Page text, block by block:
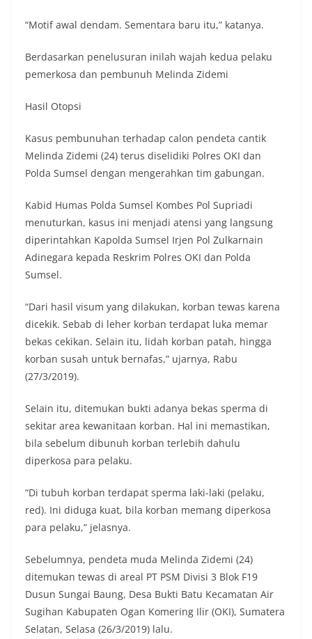
“Motif awal dendam. Sementara baru itu,” katanya.
Berdasarkan penelusuran inilah wajah kedua pelaku
pemerkosa dan pembunuh Melinda Zidemi
Hasil Otopsi
Kasus pembunuhan terhadap calon pendeta cantik
Melinda Zidemi (24) terus diselidiki Polres OKI dan
Polda Sumsel dengan mengerahkan tim gabungan.
Kabid Humas Polda Sumsel Kombes Pol Supriadi
menuturkan, kasus ini menjadi atensi yang langsung
diperintahkan Kapolda Sumsel Irjen Pol Zulkarnain
Adinegara kepada Reskrim Polres OKI dan Polda
Sumsel.
“Dari hasil visum yang dilakukan, korban tewas karena
dicekik. Sebab di leher korban terdapat luka memar
bekas cekikan. Selain itu, lidah korban patah, hingga
korban susah untuk bernafas,” ujarnya, Rabu
(27/3/2019).
Selain itu, ditemukan bukti adanya bekas sperma di
sekitar area kewanitaan korban. Hal ini memastikan,
bila sebelum dibunuh korban terlebih dahulu
diperkosa para pelaku.
“Di tubuh korban terdapat sperma laki-laki (pelaku,
red). Ini diduga kuat, bila korban memang diperkosa
para pelaku,” jelasnya.
Sebelumnya, pendeta muda Melinda Zidemi (24)
ditemukan tewas di areal PT PSM Divisi 3 Blok F19
Dusun Sungai Baung, Desa Bukti Batu Kecamatan Air
Sugihan Kabupaten Ogan Komering Ilir (OKI), Sumatera
Selatan, Selasa (26/3/2019) lalu.